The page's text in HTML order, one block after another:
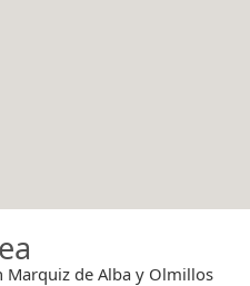
Marquiz de Alba y Olmillos